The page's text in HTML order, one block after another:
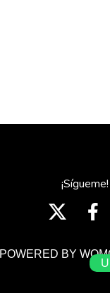
¡Sígueme!
POWERED BY